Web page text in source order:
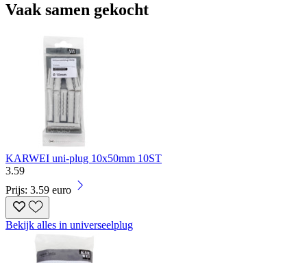
Vaak samen gekocht
KARWEI uni-plug 10x50mm 10ST
3.59
Prijs: 3.59 euro
Bekijk alles in universeelplug